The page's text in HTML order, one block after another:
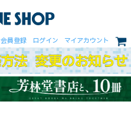
会員登録 ログイン マイアカウント